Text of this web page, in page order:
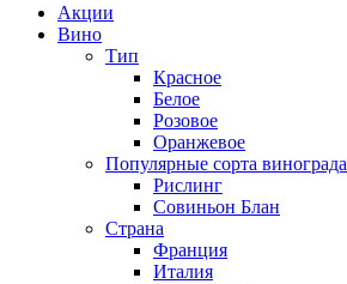
Акции
Вино
Тип
Красное
Белое
Розовое
Оранжевое
Популярные сорта винограда
Рислинг
Совиньон Блан
Страна
Франция
Италия